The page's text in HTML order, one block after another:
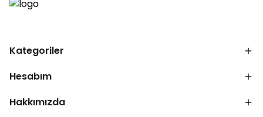
Kategoriler
Hesabım
Hakkımızda